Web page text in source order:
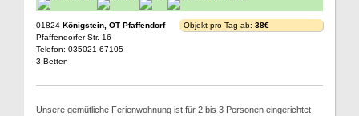
01824 Königstein, OT Pfaffendorf
Pfaffendorfer Str. 16
Telefon: 035021 67105
3 Betten
Objekt pro Tag ab: 38€
Unsere gemütliche Ferienwohnung ist für 2 bis 3 Personen eingerichtet